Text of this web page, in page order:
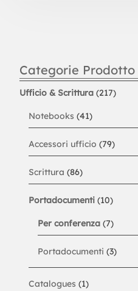
Categorie Prodotto
Ufficio & Scrittura (217)
Notebooks (41)
Accessori ufficio (79)
Scrittura (86)
Portadocumenti (10)
Per conferenza (7)
Portadocumenti (3)
Catalogues (1)